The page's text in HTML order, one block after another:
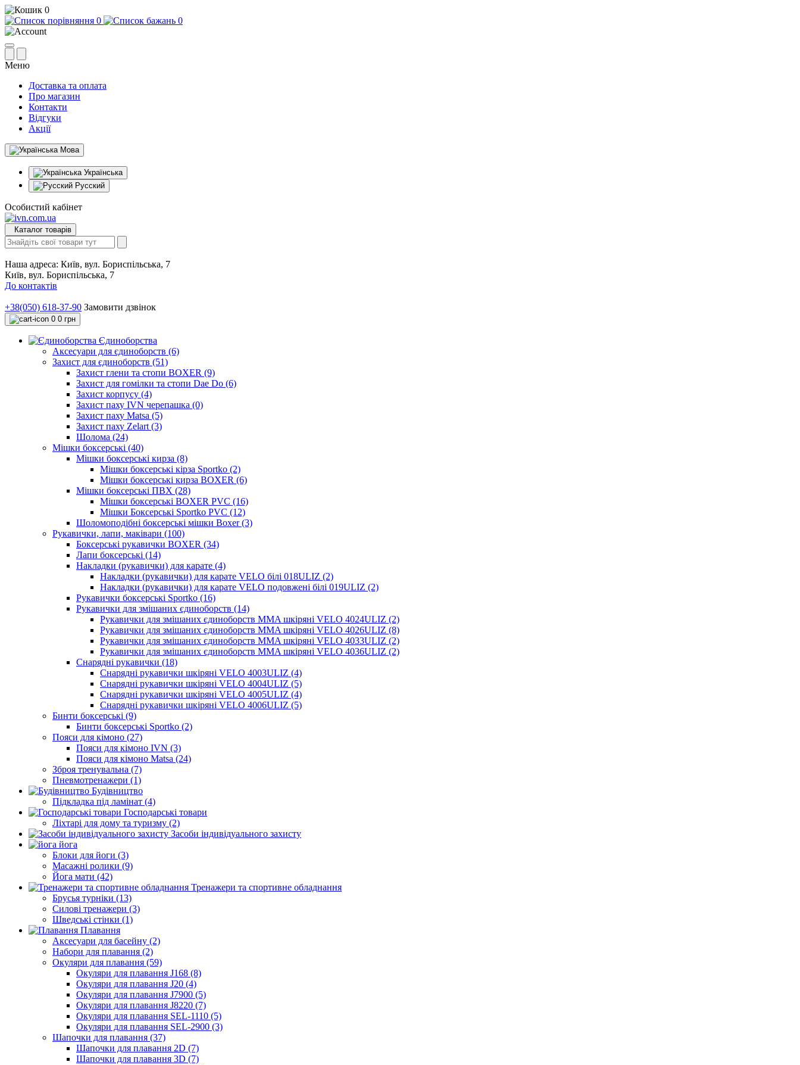
0
0
0
Меню
Доставка та оплата
Про магазин
Контакти
Відгуки
Акції
Мова
Українська
Русский
Особистий кабінет
Каталог товарів
Наша адреса: Київ, вул. Бориспільська, 7
Київ, вул. Бориспільська, 7
До контактів
+38(050) 618-37-90 Замовити дзвінок
0 0 грн
Єдиноборства
Аксесуари для єдиноборств (6)
Захист для єдиноборств (51)
Захист глени та стопи BOXER (9)
Захист для гомілки та стопи Dae Do (6)
Захист корпусу (4)
Захист паху IVN черепашка (0)
Захист паху Matsa (5)
Захист паху Zelart (3)
Шолома (24)
Мішки боксерські (40)
Мішки боксерські кирза (8)
Мішки боксерські кірза Sportko (2)
Мішки боксерські кирза BOXER (6)
Мішки боксерські ПВХ (28)
Мішки боксерські BOXER PVC (16)
Мішки Боксерські Sportko PVC (12)
Шоломоподібні боксерські мішки Boxer (3)
Рукавички, лапи, маківари (100)
Боксерські рукавички BOXER (34)
Лапи боксерські (14)
Накладки (рукавички) для карате (4)
Накладки (рукавички) для карате VELO білі 018ULIZ (2)
Накладки (рукавички) для карате VELO подовжені білі 019ULIZ (2)
Рукавички боксерські Sportko (16)
Рукавички для змішаних єдиноборств (14)
Рукавички для змішаних єдиноборств MMA шкіряні VELO 4024ULIZ (2)
Рукавички для змішаних єдиноборств MMA шкіряні VELO 4026ULIZ (8)
Рукавички для змішаних єдиноборств MMA шкіряні VELO 4033ULIZ (2)
Рукавички для змішаних єдиноборств MMA шкіряні VELO 4036ULIZ (2)
Снарядні рукавички (18)
Снарядні рукавички шкіряні VELO 4003ULIZ (4)
Снарядні рукавички шкіряні VELO 4004ULIZ (5)
Снарядні рукавички шкіряні VELO 4005ULIZ (4)
Снарядні рукавички шкіряні VELO 4006ULIZ (5)
Бинти боксерські (9)
Бинти боксерські Sportko (2)
Пояси для кімоно (27)
Пояси для кімоно IVN (3)
Пояси для кімоно Matsa (24)
Зброя тренувальна (7)
Пневмотренажери (1)
Будівництво
Підкладка під ламінат (4)
Господарські товари
Ліхтарі для дому та туризму (2)
Засоби індивідуального захисту
йога
Блоки для йоги (3)
Масажні ролики (9)
Йога мати (42)
Тренажери та спортивне обладнання
Брусья турніки (13)
Силові тренажери (3)
Шведські стінки (1)
Плавання
Аксесуари для басейну (2)
Набори для плавання (2)
Окуляри для плавання (59)
Окуляри для плавання J168 (8)
Окуляри для плавання J20 (4)
Окуляри для плавання J7900 (5)
Окуляри для плавання J8220 (7)
Окуляри для плавання SEL-1110 (5)
Окуляри для плавання SEL-2900 (3)
Шапочки для плавання (37)
Шапочки для плавання 2D (7)
Шапочки для плавання 3D (7)